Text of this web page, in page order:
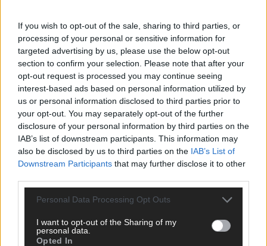
If you wish to opt-out of the sale, sharing to third parties, or
processing of your personal or sensitive information for
targeted advertising by us, please use the below opt-out
section to confirm your selection. Please note that after your
opt-out request is processed you may continue seeing
interest-based ads based on personal information utilized by
us or personal information disclosed to third parties prior to
your opt-out. You may separately opt-out of the further
disclosure of your personal information by third parties on the
IAB’s list of downstream participants. This information may
also be disclosed by us to third parties on the IAB’s List of
Downstream Participants that may further disclose it to other
Personal Data Processing Opt Outs
I want to opt-out of the Sharing of my
personal data.
Opted In
SCHNELL ZUM RESSORT